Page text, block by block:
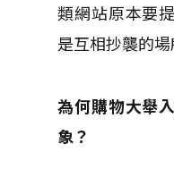
類網站原本要
是互相抄襲的場
為何購物大舉
象？